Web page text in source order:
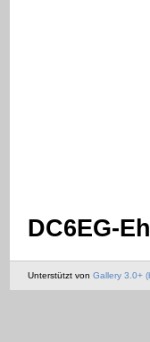
DC6EG-
Unterstützt von Gallery 3.0+